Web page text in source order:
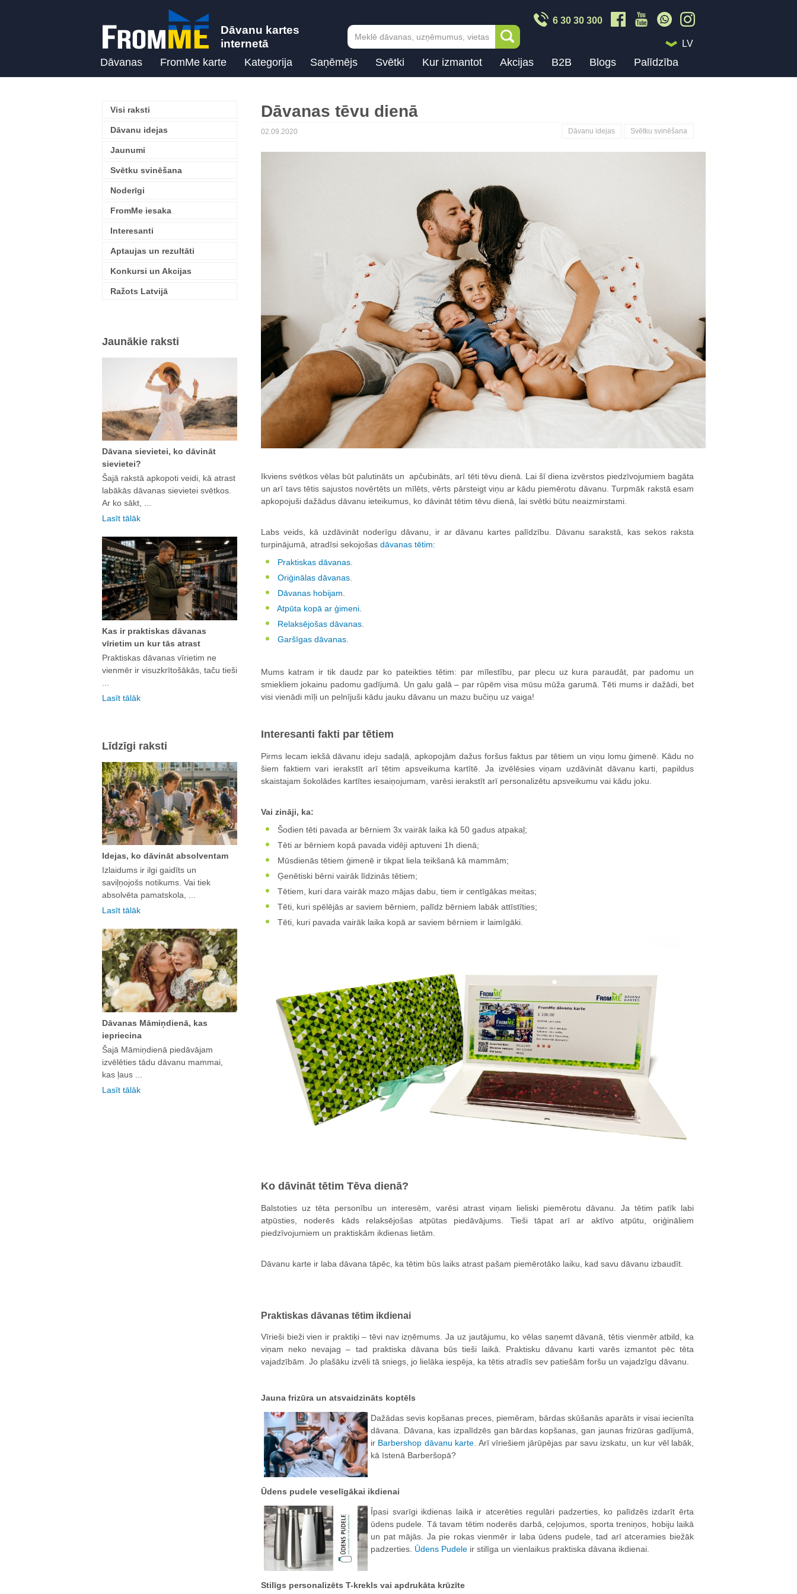
Dāvanu kartes
internetā
6 30 30 300
LV
Dāvanas FromMe karte Kategorija Saņēmējs Svētki Kur izmantot Akcijas B2B Blogs Palīdzība
Visi raksti
Dāvanu idejas
Jaunumi
Svētku svinēšana
Noderīgi
FromMe iesaka
Interesanti
Aptaujas un rezultāti
Konkursi un Akcijas
Ražots Latvijā
Jaunākie raksti
Dāvana sievietei, ko dāvināt
sievietei?
Šajā rakstā apkopoti veidi, kā atrast
labākās dāvanas sievietei svētkos.
Ar ko sākt, ...
Lasīt tālāk
Kas ir praktiskas dāvanas
vīrietim un kur tās atrast
Praktiskas dāvanas vīrietim ne
vienmēr ir visuzkrītošākās, taču tieši
Lasīt tālāk
Līdzīgi raksti
Idejas, ko dāvināt absolventam
Izlaidums ir ilgi gaidīts un
saviļņojošs notikums. Vai tiek
absolvēta pamatskola, ...
Lasīt tālāk
Dāvanas Māmiņdienā, kas
iepriecina
Šajā Māmiņdienā piedāvājam
izvēlēties tādu dāvanu mammai,
kas ļaus ...
Lasīt tālāk
Dāvanas tēvu dienā
02.09.2020 Dāvanu idejas Svētku svinēšana
Ikviens svētkos vēlas būt palutināts un apčubināts, arī tēti tēvu dienā. Lai šī diena izvērstos piedzīvojumiem bagāta
un arī tavs tētis sajustos novērtēts un mīlēts, vērts pārsteigt viņu ar kādu piemērotu dāvanu. Turpmāk rakstā esam
apkopojuši dažādus dāvanu ieteikumus, ko dāvināt tētim tēvu dienā, lai svētki būtu neaizmirstami.
Labs veids, kā uzdāvināt noderīgu dāvanu, ir ar dāvanu kartes palīdzību. Dāvanu sarakstā, kas sekos raksta
turpinājumā, atradīsi sekojošas dāvanas tētim:
Praktiskas dāvanas.
Oriģinālas dāvanas.
Dāvanas hobijam.
Atpūta kopā ar ģimeni.
Relaksējošas dāvanas.
Garšīgas dāvanas.
Mums katram ir tik daudz par ko pateikties tētim: par mīlestību, par plecu uz kura paraudāt, par padomu un
smiekliem jokainu padomu gadījumā. Un galu galā – par rūpēm visa mūsu mūža garumā. Tēti mums ir dažādi, bet
visi vienādi mīļi un pelnījuši kādu jauku dāvanu un mazu bučiņu uz vaiga!
Interesanti fakti par tētiem
Pirms lecam iekšā dāvanu ideju sadaļā, apkopojām dažus foršus faktus par tētiem un viņu lomu ģimenē. Kādu no
šiem faktiem vari ierakstīt arī tētim apsveikuma kartītē. Ja izvēlēsies viņam uzdāvināt dāvanu karti, papildus
skaistajam šokolādes kartītes iesaiņojumam, varēsi ierakstīt arī personalizētu apsveikumu vai kādu joku.
Vai zināji, ka:
Šodien tēti pavada ar bērniem 3x vairāk laika kā 50 gadus atpakaļ;
Tēti ar bērniem kopā pavada vidēji aptuveni 1h dienā;
Mūsdienās tētiem ģimenē ir tikpat liela teikšanā kā mammām;
Ģenētiski bērni vairāk līdzinās tētiem;
Tētiem, kuri dara vairāk mazo mājas dabu, tiem ir centīgākas meitas;
Tēti, kuri spēlējās ar saviem bērniem, palīdz bērniem labāk attīstīties;
Tēti, kuri pavada vairāk laika kopā ar saviem bērniem ir laimīgāki.
Ko dāvināt tētim Tēva dienā?
Balstoties uz tēta personību un interesēm, varēsi atrast viņam lieliski piemērotu dāvanu. Ja tētim patīk labi
atpūsties, noderēs kāds relaksējošas atpūtas piedāvājums. Tieši tāpat arī ar aktīvo atpūtu, oriģināliem
piedzīvojumiem un praktiskām ikdienas lietām.
Dāvanu karte ir laba dāvana tāpēc, ka tētim būs laiks atrast pašam piemērotāko laiku, kad savu dāvanu izbaudīt.
Praktiskas dāvanas tētim ikdienai
Vīrieši bieži vien ir praktiķi – tēvi nav izņēmums. Ja uz jautājumu, ko vēlas saņemt dāvanā, tētis vienmēr atbild, ka
viņam neko nevajag – tad praktiska dāvana būs tieši laikā. Praktisku dāvanu karti varēs izmantot pēc tēta
vajadzībām. Jo plašāku izvēli tā sniegs, jo lielāka iespēja, ka tētis atradīs sev patiešām foršu un vajadzīgu dāvanu.
Jauna frizūra un atsvaidzināts koptēls
Dažādas sevis kopšanas preces, piemēram, bārdas skūšanās aparāts ir visai iecienīta
dāvana. Dāvana, kas izpalīdzēs gan bārdas kopšanas, gan jaunas frizūras gadījumā,
ir Barbershop dāvanu karte. Arī vīriešiem jārūpējas par savu izskatu, un kur vēl labāk,
kā īstenā Barberšopā?
Ūdens pudele veselīgākai ikdienai
Īpasi svarīgi ikdienas laikā ir atcerēties regulāri padzerties, ko palīdzēs izdarīt ērta
ūdens pudele. Tā tavam tētim noderēs darbā, ceļojumos, sporta treniņos, hobiju laikā
un pat mājās. Ja pie rokas vienmēr ir laba ūdens pudele, tad arī atceramies biežāk
padzerties. Ūdens Pudele ir stilīga un vienlaikus praktiska dāvana ikdienai.
Stilīgs personalizēts T-krekls vai apdrukāta krūzīte